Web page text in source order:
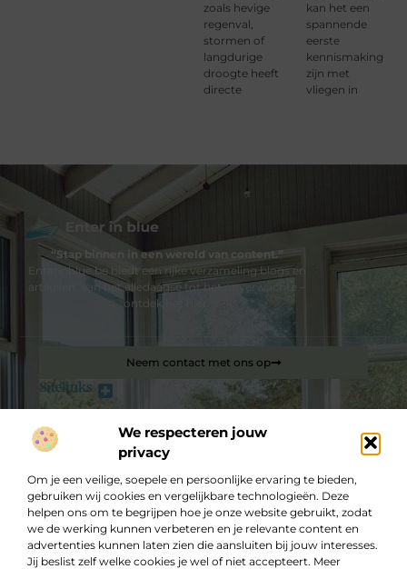
We respecteren jouw
privacy
Om je een veilige, soepele en persoonlijke ervaring te bieden,
gebruiken wij cookies en vergelijkbare technologieën. Deze
helpen ons om te begrijpen hoe je onze website gebruikt, zodat
we de werking kunnen verbeteren en je relevante content en
advertenties kunnen laten zien die aansluiten bij jouw interesses.
Jij beslist zelf welke cookies je wel of niet accepteert. Meer
zoals hevige
regenval,
stormen of
langdurige
droogte heeft
directe
kan het een
spannende
eerste
kennismaking
zijn met
vliegen in
“Stap binnen in een wereld van content.”
Enterinblue.be biedt een rijke verzameling blogs en
artikelen. Van het alledaagse tot het onverwachte –
ontdek het hier.
Sitelinks
De best gelezen stukken op een rij
Sourcing vintage firearms for sale
De rente berekenen van het Myline Cofidis doorlopend
krediet.
Een opkoper als sleutel tot efficiënt voorraadbeheer
Neem contact met ons op